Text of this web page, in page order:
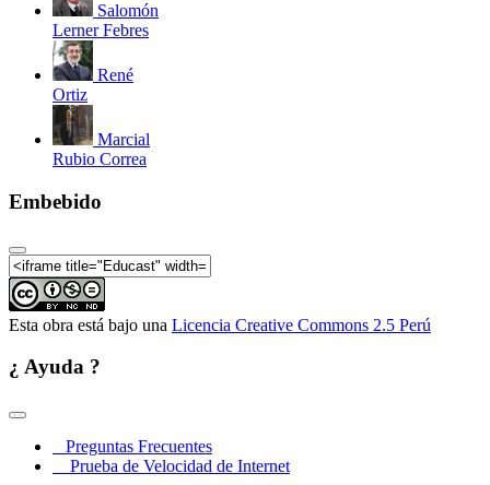
Salomón
Lerner Febres
René
Ortiz
Marcial
Rubio Correa
Embebido
Esta obra está bajo una Licencia Creative Commons 2.5 Perú
¿ Ayuda ?
Preguntas Frecuentes
Prueba de Velocidad de Internet